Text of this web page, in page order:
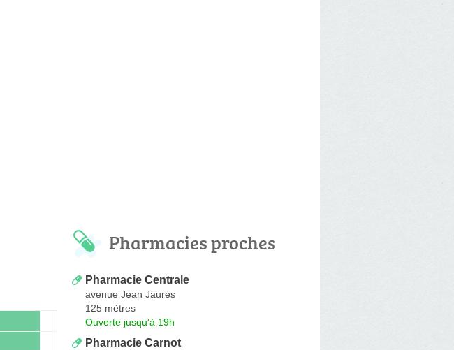
Pharmacies proches
Pharmacie Centrale
avenue Jean Jaurès
125 mètres
Ouverte jusqu'à 19h
Pharmacie Carnot